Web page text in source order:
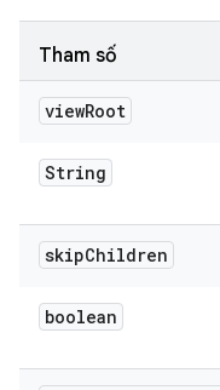
Tham số
viewRoot
String
skipChildren
boolean